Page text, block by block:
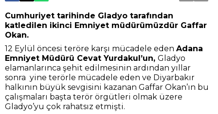
Cumhuriyet tarihinde Gladyo tarafından
katledilen ikinci Emniyet müdürümüzdür Gaffar
Okan.
12 Eylül öncesi teröre karşı mücadele eden Adana
Emniyet Müdürü Cevat Yurdakul’un, Gladyo
elamanlarınca şehit edilmesinin ardından yıllar
sonra yine terörle mücadele eden ve Diyarbakır
halkının büyük sevgisini kazanan Gaffar Okan’ın bu
çalışmaları başta terör örgütleri olmak üzere
Gladyo’yu çok rahatsız etmişti.